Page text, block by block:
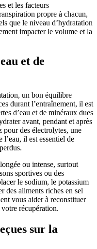
et les facteurs
propre à chacun,
que le niveau d’hydratation
impacter le volume et la
et de
un bon équilibre
durant l’entraînement, il est
d’eau et de minéraux dues
avant, pendant et après
des électrolytes, une
il est essentiel de
ou intense, surtout
sportives ou des
le sodium, le potassium
des aliments riches en sel
vous aider à reconstituer
récupération.
sur la